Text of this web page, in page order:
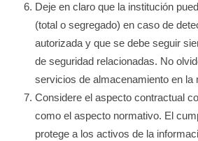
Deje en claro que la institución
(total o segregado) en caso de
autorizada y que se debe seguir
de seguridad relacionadas. No
servicios de almacenamiento en la
Considere el aspecto contractual
como el aspecto normativo. El
protege a los activos de la